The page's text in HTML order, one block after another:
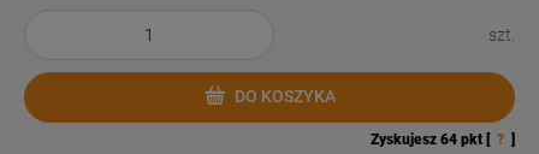
szt.
DO KOSZYKA
Zyskujesz 64 pkt [ ? ]